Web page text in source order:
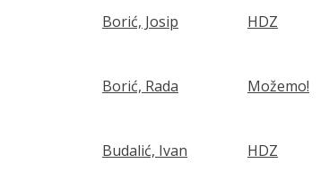
Borić, Josip HDZ
Borić, Rada Možemo!
Budalić, Ivan HDZ